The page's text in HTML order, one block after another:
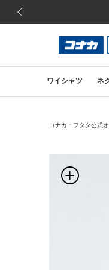
ワイシャツ ネ
コナカ・フタタ公式